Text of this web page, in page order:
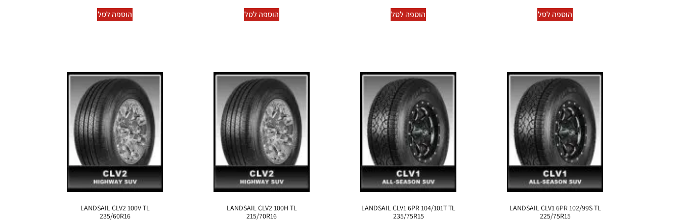
הוספה לסל הוספה לסל הוספה לסל הוספה לסל
LANDSAIL CLV1 6PR 102/99S TL
225/75R15
LANDSAIL CLV1 6PR 104/101T TL
235/75R15
LANDSAIL CLV2 100H TL
215/70R16
LANDSAIL CLV2 100V TL
235/60R16